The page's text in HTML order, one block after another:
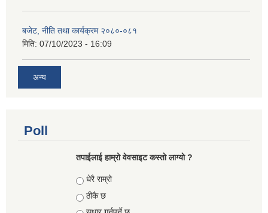
बजेट, नीति तथा कार्यक्रम २०८०-०८१
मिति: 07/10/2023 - 16:09
अन्य
Poll
तपाईलाई हाम्रो वेवसाइट कस्ताे लाग्याे ?
Choices
धेरै राम्रो
ठीकै छ